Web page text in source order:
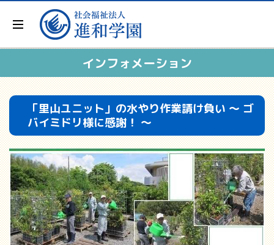
インフォメーション
「里山ユニット」の水やり作業請け負い ～ ゴ
バイミドリ様に感謝！ ～